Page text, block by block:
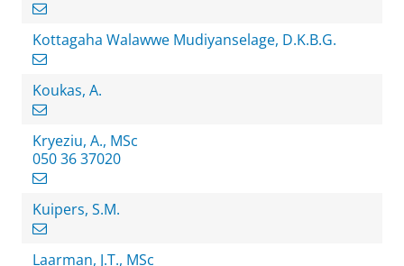
Kottagaha Walawwe Mudiyanselage, D.K.B.G.
Koukas, A.
Kryeziu, A., MSc
050 36 37020
Kuipers, S.M.
Laarman, J.T., MSc